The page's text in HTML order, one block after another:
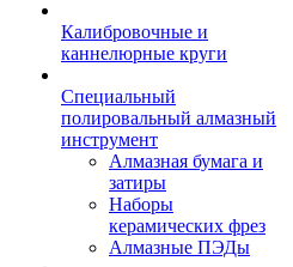
Калибровочные и
каннелюрные круги
Специальный
полировальный алмазный
инструмент
Алмазная бумага и
затиры
Наборы
керамических фрез
Алмазные ПЭДы